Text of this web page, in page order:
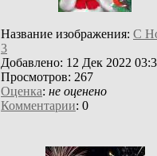
Название изображения: С
3
Добавлено: 12 Дек 2022
Просмотров: 267
Оценка: не оценено
Комментарии: 0